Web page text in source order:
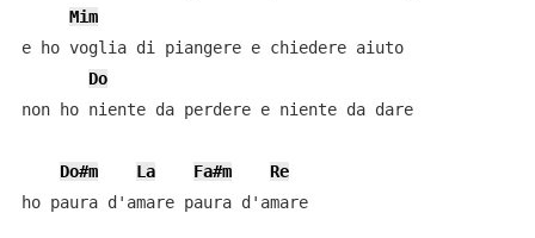
Mim
e ho voglia di piangere e chiedere aiuto
Do
non ho niente da perdere e niente da dare
Do#m La Fa#m
Re
ho paura d'amare paura d'amare